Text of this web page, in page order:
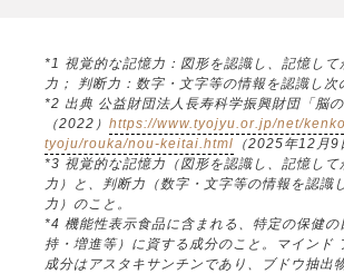
*1 視覚的な記憶力：図形を認識し、記憶して
力； 判断力：数字・文字等の情報を認識し次
*2 出典 公益財団法人長寿科学振興財団「脳の
（2022） https://www.tyojyu.or.jp/net/
tyoju/rouka/nou-keitai.html （2025年12月9
*3 視覚的な記憶力（図形を認識し、記憶して
力）と、判断力（数字・文字等の情報を認識
力）のこと。
*4 機能性表示食品に含まれる、特定の保健の
持・増進等）に資する成分のこと。マインド
成分はアスタキサンチンであり、ブドウ抽出